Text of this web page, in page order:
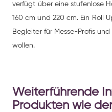
verfügt über eine stufenlose
160 cm und 220 cm. Ein Roll
Begleiter für Messe-Profis
wollen.
Weiterführende
Produkten wie